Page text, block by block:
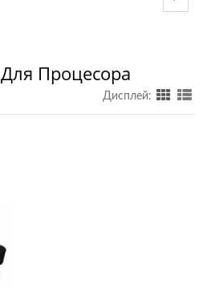
Процесора
Дисплей: